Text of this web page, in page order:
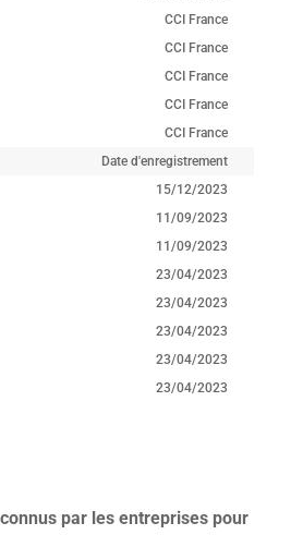
CCI France
CCI France
CCI France
CCI France
CCI France
Date d'enregistrement
15/12/2023
11/09/2023
11/09/2023
23/04/2023
23/04/2023
23/04/2023
23/04/2023
23/04/2023
par les entreprises pour